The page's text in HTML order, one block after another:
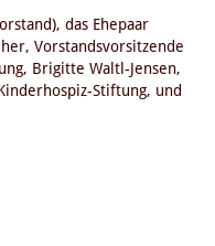
das Ehepaar
Vorstandsvorsitzende
Brigitte Waltl-Jensen,
Stiftung, und